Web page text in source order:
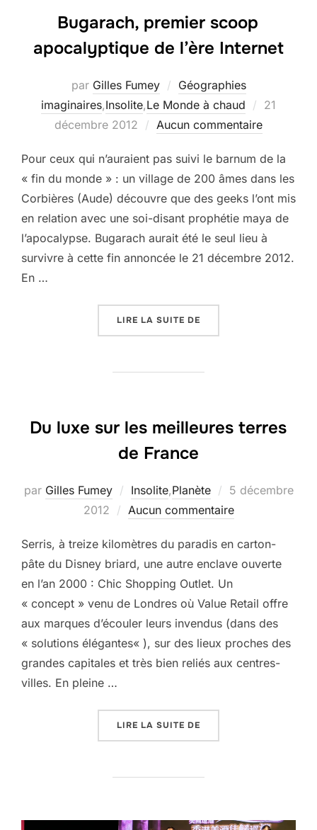
Bugarach, premier scoop
apocalyptique de l’ère Internet
par Gilles Fumey
Géographies
imaginaires,Insolite,Le Monde à chaud
Publié
21
décembre 2012
Aucun commentaire
Pour ceux qui n’auraient pas suivi le barnum de la
« fin du monde » : un village de 200 âmes dans les
Corbières (Aude) découvre que des geeks l’ont mis
en relation avec une soi-disant prophétie maya de
l’apocalypse. Bugarach aurait été le seul lieu à
survivre à cette fin annoncée le 21 décembre 2012.
En …
LIRE LA SUITE DE
Du luxe sur les meilleures terres
de France
par Gilles Fumey Insolite,Planète
Publié
le
5 décembre
2012
Aucun commentaire
Serris, à treize kilomètres du paradis en carton-
pâte du Disney briard, une autre enclave ouverte
en l’an 2000 : Chic Shopping Outlet. Un
« concept » venu de Londres où Value Retail offre
aux marques d’écouler leurs invendus (dans des
« solutions élégantes« ), sur des lieux proches des
grandes capitales et très bien reliés aux centres-
villes. En pleine …
LIRE LA SUITE DE